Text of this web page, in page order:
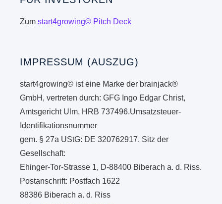
Zumstart4growing© Pitch Deck
IMPRESSUM (AUSZUG)
start4growing© ist eine Marke der brainjack®
GmbH, vertreten durch: GFG Ingo Edgar Christ,
Amtsgericht Ulm, HRB 737496.Umsatzsteuer-
Identifikationsnummer
gem. § 27a UStG: DE 320762917. Sitz der
Gesellschaft:
Ehinger-Tor-Strasse 1, D-88400 Biberach a. d. Riss.
Postanschrift: Postfach 1622
88386 Biberach a. d. Riss